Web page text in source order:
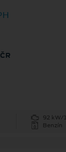
92 kW/
Benzín